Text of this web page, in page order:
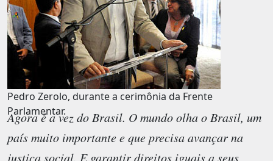
Pedro Zerolo, durante a cerimônia da Frente
Parlamentar.
Agora é a vez do Brasil. O mundo olha o Brasil, um
país muito importante e que precisa avançar na
justiça social. E garantir direitos iguais a seus